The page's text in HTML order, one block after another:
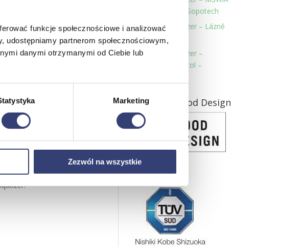
funkcje społecznościowe i analizować
partnerom społecznościowym,
danymi otrzymanymi od Ciebie lub
Marketing
Zezwól na wszystkie
Health Resort v Sopotech
Instalace Aquatizer – Lázně
Wieniec-Zdrój
Instalace Aquatizer –
Sanatorium Bristol –
Nagroda Good Design
Certyfikacja